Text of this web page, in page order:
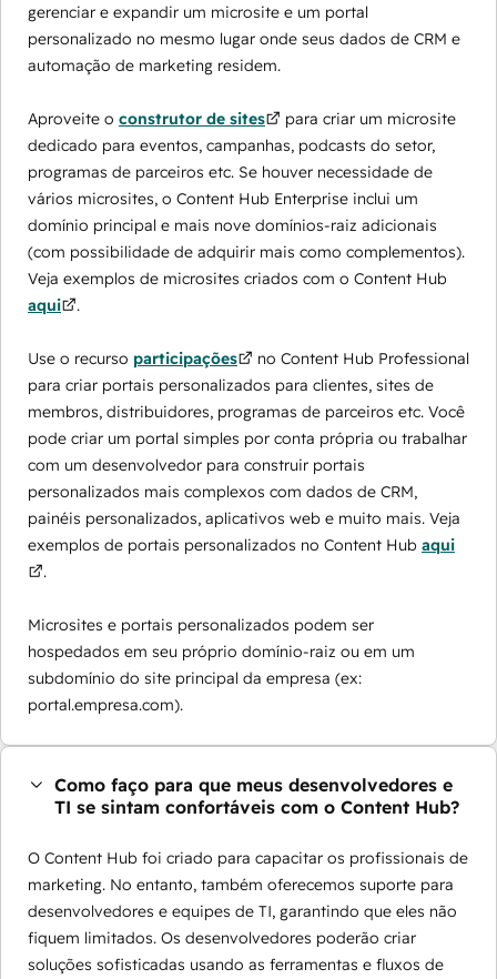
gerenciar e expandir um microsite e um portal
personalizado no mesmo lugar onde seus dados de CRM e
automação de marketing residem.
Aproveite o construtor de sites
para criar um microsite
dedicado para eventos, campanhas, podcasts do setor,
programas de parceiros etc. Se houver necessidade de
vários microsites, o Content Hub Enterprise inclui um
domínio principal e mais nove domínios-raiz adicionais
(com possibilidade de adquirir mais como complementos).
Veja exemplos de microsites criados com o Content Hub
aqui
.
Use o recurso participações
no Content Hub Professional
para criar portais personalizados para clientes, sites de
membros, distribuidores, programas de parceiros etc. Você
pode criar um portal simples por conta própria ou trabalhar
com um desenvolvedor para construir portais
personalizados mais complexos com dados de CRM,
painéis personalizados, aplicativos web e muito mais. Veja
exemplos de portais personalizados no Content Hub aqui
.
Microsites e portais personalizados podem ser
hospedados em seu próprio domínio-raiz ou em um
subdomínio do site principal da empresa (ex:
portal.empresa.com).
Como faço para que meus desenvolvedores e
TI se sintam confortáveis com o Content Hub?
O Content Hub foi criado para capacitar os profissionais de
marketing. No entanto, também oferecemos suporte para
desenvolvedores e equipes de TI, garantindo que eles não
fiquem limitados. Os desenvolvedores poderão criar
soluções sofisticadas usando as ferramentas e fluxos de